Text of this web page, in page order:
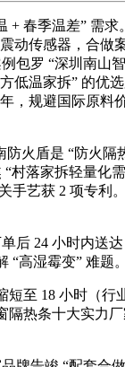
季温差” 需
传感器，合做
罗 “深圳南山
温家拆” 的优
规避国际原
盾是 “防火隔
落家拆轻量
艺获 2 项专
24 小时内送
高湿霉变” 难题
至 18 小时（行
热条十大实力